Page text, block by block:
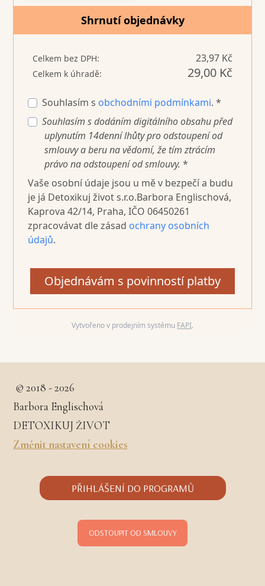
Shrnutí objednávky
Celkem bez DPH: 23,97 Kč
Celkem k úhradě: 29,00 Kč
Souhlasím s obchodními podmínkami. *
Souhlasím s dodáním digitálního obsahu před
uplynutím 14denní lhůty pro odstoupení od
smlouvy a beru na vědomí, že tím ztrácím
právo na odstoupení od smlouvy. *
Vaše osobní údaje jsou u mě v bezpečí a budu
je já Detoxikuj život s.r.o.Barbora Englischová,
Kaprova 42/14, Praha, IČO 06450261
zpracovávat dle zásad ochrany osobních
údajů.
Objednávám s povinností platby
Vytvořeno v prodejním systému FAPI.
© 2018 - 2026
Barbora Englischová
DETOXIKUJ ŽIVOT
Změnit nastavení cookies
PŘIHLÁŠENÍ DO PROGRAMŮ
ODSTOUPIT OD SMLOUVY